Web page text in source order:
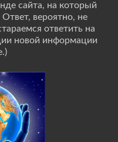
сайта, на который
вероятно, не
ответить на
новой информации